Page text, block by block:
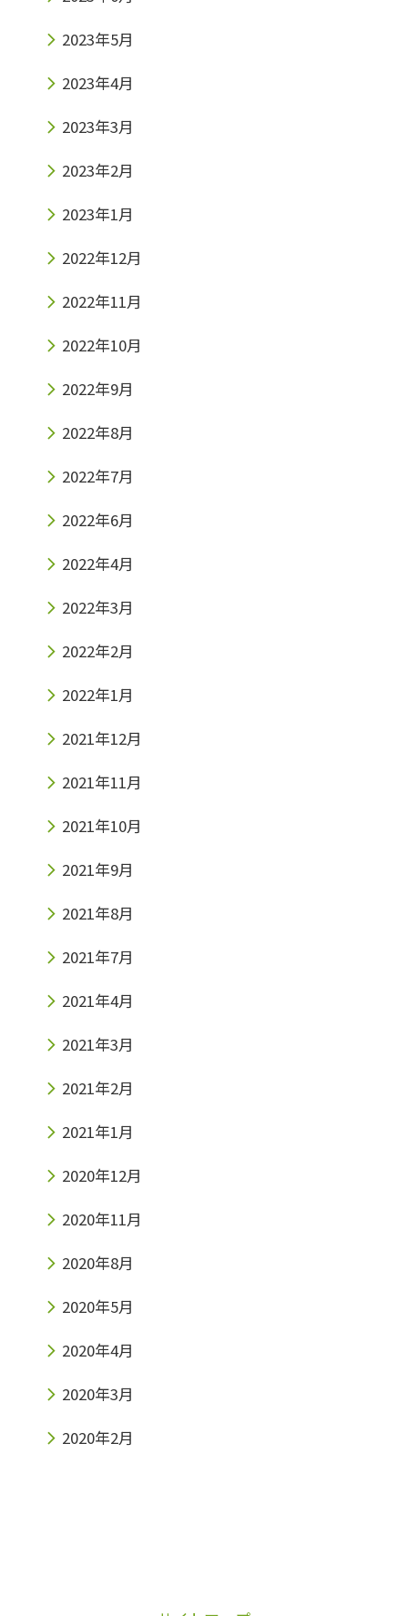
2023年5月
2023年4月
2023年3月
2023年2月
2023年1月
2022年12月
2022年11月
2022年10月
2022年9月
2022年8月
2022年7月
2022年6月
2022年4月
2022年3月
2022年2月
2022年1月
2021年12月
2021年11月
2021年10月
2021年9月
2021年8月
2021年7月
2021年4月
2021年3月
2021年2月
2021年1月
2020年12月
2020年11月
2020年8月
2020年5月
2020年4月
2020年3月
2020年2月